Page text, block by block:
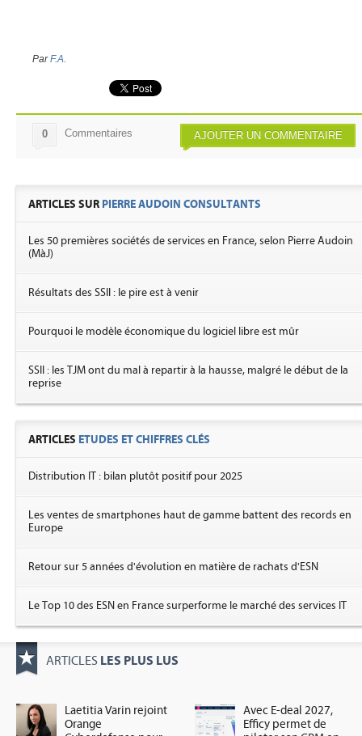
ParF.A.
AJOUTER UN COMMENTAIRE
0 Commentaires
ARTICLES SUR PIERRE AUDOIN CONSULTANTS
Les 50 premières sociétés de services en France, selon Pierre Audoin
(MàJ)
Résultats des SSII : le pire est à venir
Pourquoi le modèle économique du logiciel libre est mûr
SSII : les TJM ont du mal à repartir à la hausse, malgré le début de la
reprise
ARTICLES ETUDES ET CHIFFRES CLÉS
Distribution IT : bilan plutôt positif pour 2025
Les ventes de smartphones haut de gamme battent des records en
Europe
Retour sur 5 années d'évolution en matière de rachats d'ESN
Le Top 10 des ESN en France surperforme le marché des services IT
ARTICLES LES PLUS LUS
Laetitia Varin rejoint
Orange
Avec E-deal 2027,
Efficy permet de